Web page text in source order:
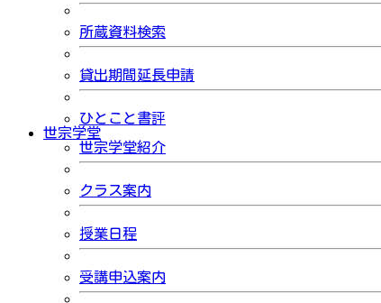
所蔵資料検索
貸出期間延長申請
ひとこと書評
世宗学堂
世宗学堂紹介
クラス案内
授業日程
受講申込案内